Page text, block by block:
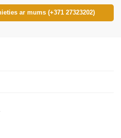
ar mums (+371 27323202)